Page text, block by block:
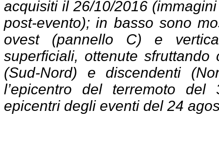
acquisiti il 26/10/2016
post-evento); in basso sono
ovest (pannello C) e
superficiali, ottenute
(Sud-Nord) e discendenti
l’epicentro del terremoto
epicentri degli eventi del 24